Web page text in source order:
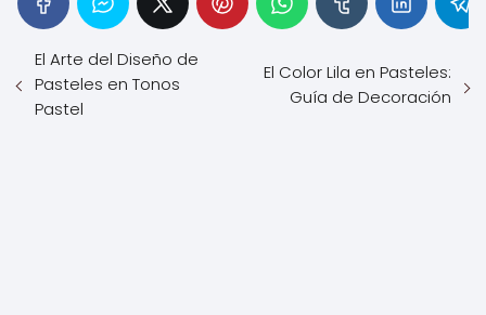
El Arte del Diseño de
Pasteles en Tonos
Pastel
El Color Lila en Pasteles:
Guía de Decoración